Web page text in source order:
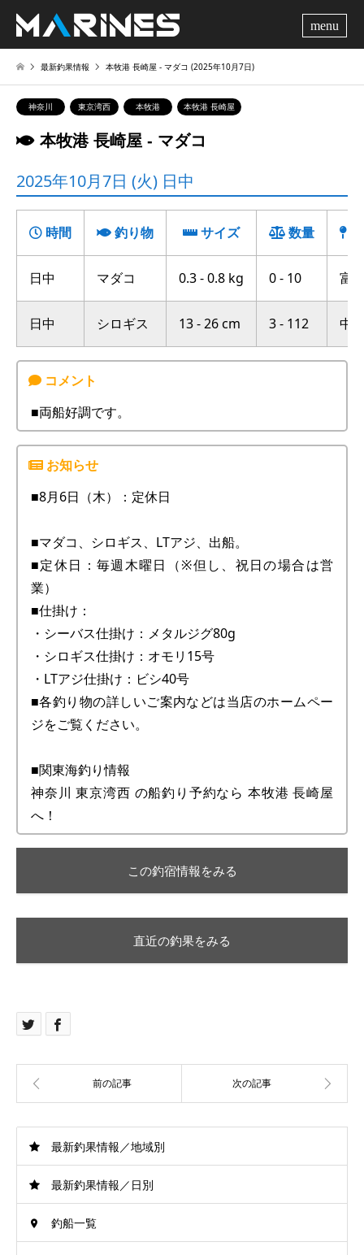
最新釣果情報 本牧港 長崎屋 ‐ マダコ (2025年10月7日)
神奈川 東京湾西 本牧港 本牧港 長崎屋
本牧港 長崎屋 ‐ マダコ
2025年10月7日 (火) 日中
時間 釣り物 サイズ 数量
日中 マダコ 0.3 - 0.8 kg 0 - 10 富
日中 シロギス 13 - 26 cm 3 - 112 中
■両船好調です。
■8月6日（木）：定休日
■マダコ、シロギス、LTアジ、出船。
■定休日：毎週木曜日（※但し、祝日の場合は営
業）
■仕掛け：
・シーバス仕掛け：メタルジグ80g
・シロギス仕掛け：オモリ15号
・LTアジ仕掛け：ビシ40号
■各釣り物の詳しいご案内などは当店のホームペー
ジをご覧ください。
■関東海釣り情報
神奈川 東京湾西 の船釣り予約なら 本牧港 長崎屋
へ！
この釣宿情報をみる
直近の釣果をみる
最新釣果情報／地域別
最新釣果情報／日別
釣船一覧